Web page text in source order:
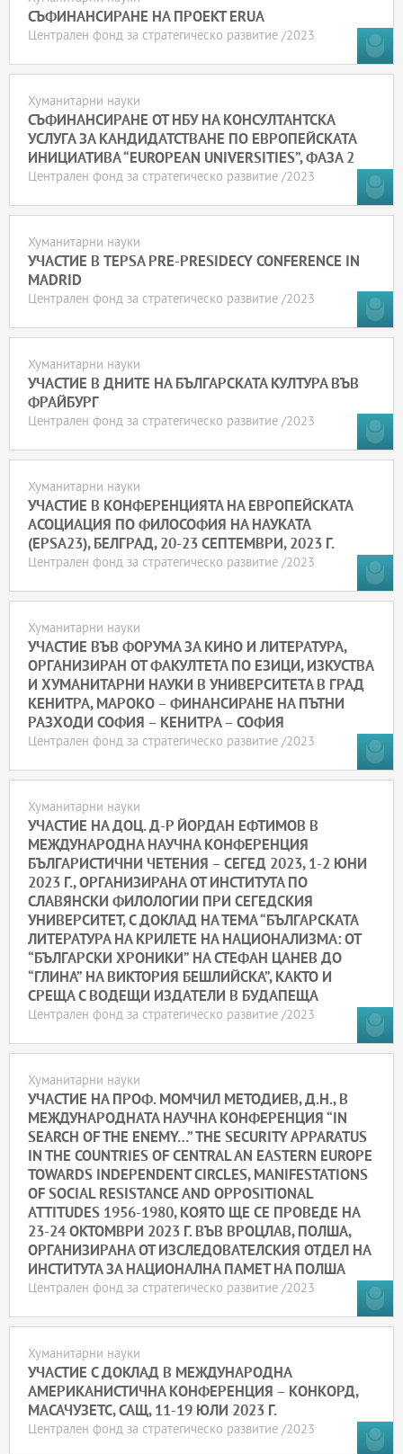
СЪФИНАНСИРАНЕ НА ПРОЕКТ ERUA
Централен фонд за стратегическо развитие /2023
Хуманитарни науки
СЪФИНАНСИРАНЕ ОТ НБУ НА КОНСУЛТАНТСКА
УСЛУГА ЗА КАНДИДАТСТВАНЕ ПО ЕВРОПЕЙСКАТА
ИНИЦИАТИВА “EUROPEAN UNIVERSITIES”, ФАЗА 2
Централен фонд за стратегическо развитие /2023
Хуманитарни науки
УЧАСТИЕ В TEPSA PRE-PRESIDECY CONFERENCE IN
MADRID
Централен фонд за стратегическо развитие /2023
Хуманитарни науки
УЧАСТИЕ В ДНИТЕ НА БЪЛГАРСКАТА КУЛТУРА ВЪВ
ФРАЙБУРГ
Централен фонд за стратегическо развитие /2023
Хуманитарни науки
УЧАСТИЕ В КОНФЕРЕНЦИЯТА НА ЕВРОПЕЙСКАТА
АСОЦИАЦИЯ ПО ФИЛОСОФИЯ НА НАУКАТА
(EPSA23), БЕЛГРАД, 20-23 СЕПТЕМВРИ, 2023 Г.
Централен фонд за стратегическо развитие /2023
Хуманитарни науки
УЧАСТИЕ ВЪВ ФОРУМА ЗА КИНО И ЛИТЕРАТУРА,
ОРГАНИЗИРАН ОТ ФАКУЛТЕТА ПО ЕЗИЦИ, ИЗКУСТВА
И ХУМАНИТАРНИ НАУКИ В УНИВЕРСИТЕТА В ГРАД
КЕНИТРА, МАРОКО – ФИНАНСИРАНЕ НА ПЪТНИ
РАЗХОДИ СОФИЯ – КЕНИТРА – СОФИЯ
Централен фонд за стратегическо развитие /2023
Хуманитарни науки
УЧАСТИЕ НА ДОЦ. Д-Р ЙОРДАН ЕФТИМОВ В
МЕЖДУНАРОДНА НАУЧНА КОНФЕРЕНЦИЯ
БЪЛГАРИСТИЧНИ ЧЕТЕНИЯ – СЕГЕД 2023, 1-2 ЮНИ
2023 Г., ОРГАНИЗИРАНА ОТ ИНСТИТУТА ПО
СЛАВЯНСКИ ФИЛОЛОГИИ ПРИ СЕГЕДСКИЯ
УНИВЕРСИТЕТ, С ДОКЛАД НА ТЕМА “БЪЛГАРСКАТА
ЛИТЕРАТУРА НА КРИЛЕТЕ НА НАЦИОНАЛИЗМА: ОТ
“БЪЛГАРСКИ ХРОНИКИ” НА СТЕФАН ЦАНЕВ ДО
“ГЛИНА” НА ВИКТОРИЯ БЕШЛИЙСКА”, КАКТО И
СРЕЩА С ВОДЕЩИ ИЗДАТЕЛИ В БУДАПЕЩА
Централен фонд за стратегическо развитие /2023
Хуманитарни науки
УЧАСТИЕ НА ПРОФ. МОМЧИЛ МЕТОДИЕВ, Д.Н., В
МЕЖДУНАРОДНАТА НАУЧНА КОНФЕРЕНЦИЯ “IN
SEARCH OF THE ENEMY…” THE SECURITY APPARATUS
IN THE COUNTRIES OF CENTRAL AN EASTERN EUROPE
TOWARDS INDEPENDENT CIRCLES, MANIFESTATIONS
OF SOCIAL RESISTANCE AND OPPOSITIONAL
ATTITUDES 1956-1980, КОЯТО ЩЕ СЕ ПРОВЕДЕ НА
23-24 ОКТОМВРИ 2023 Г. ВЪВ ВРОЦЛАВ, ПОЛША,
ОРГАНИЗИРАНА ОТ ИЗСЛЕДОВАТЕЛСКИЯ ОТДЕЛ НА
ИНСТИТУТА ЗА НАЦИОНАЛНА ПАМЕТ НА ПОЛША
Централен фонд за стратегическо развитие /2023
Хуманитарни науки
УЧАСТИЕ С ДОКЛАД В МЕЖДУНАРОДНА
АМЕРИКАНИСТИЧНА КОНФЕРЕНЦИЯ – КОНКОРД,
МАСАЧУЗЕТС, САЩ, 11-19 ЮЛИ 2023 Г.
Централен фонд за стратегическо развитие /2023